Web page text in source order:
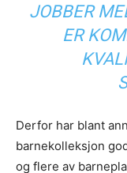
JOBBER
ER
Derfor har blant
barnekolleksjon
og flere av